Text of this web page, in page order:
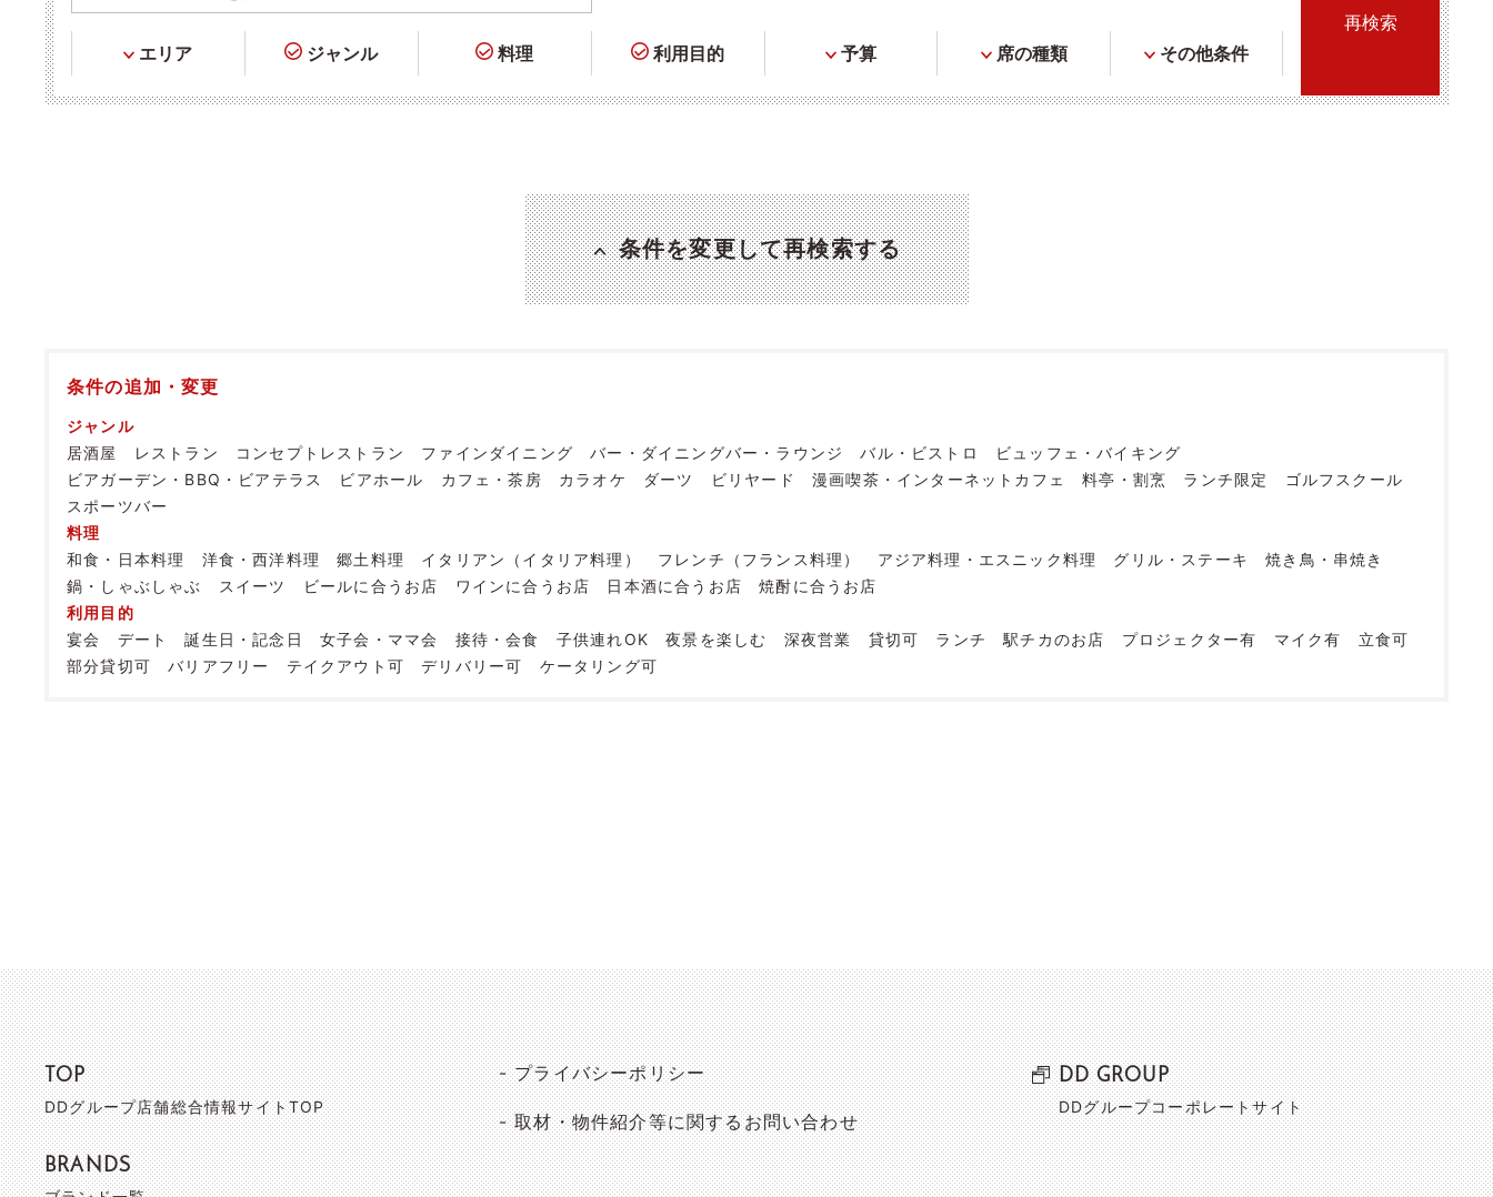
エリア ジャンル 料理 利用目的 予算 席の種類 その他条件
条件を変更して再検索する
条件の追加・変更
ジャンル
居酒屋
レストラン コンセプトレストラン ファインダイニング バー・ダイニングバー・ラウンジ バル・ビストロ
ビュッフェ・バイキング
ビアガーデン・BBQ・ビアテラス
ビアホール カフェ・茶房 カラオケ ダーツ ビリヤード 漫画喫茶・インターネットカフェ 料亭・割烹 ランチ限定
ゴルフスクール
スポーツバー
料理
和食・日本料理
洋食・西洋料理 郷土料理 イタリアン（イタリア料理） フレンチ（フランス料理） アジア料理・エスニック料理 グリル・ステーキ
焼き鳥・串焼き
鍋・しゃぶしゃぶ
スイーツ ビールに合うお店 ワインに合うお店 日本酒に合うお店
焼酎に合うお店
利用目的
宴会
デート 誕生日・記念日 女子会・ママ会 接待・会食 子供連れOK 夜景を楽しむ 深夜営業 貸切可 ランチ 駅チカのお店 プロジェクター有 マイク有
立食可
部分貸切可
バリアフリー テイクアウト可 デリバリー可 ケータリング可
TOP
DDグループ店舗総合情報サイトTOP
BRANDS
プライバシーポリシー
取材・物件紹介等に関するお問い合わせ
DD GROUP
DDグループコーポレートサイト